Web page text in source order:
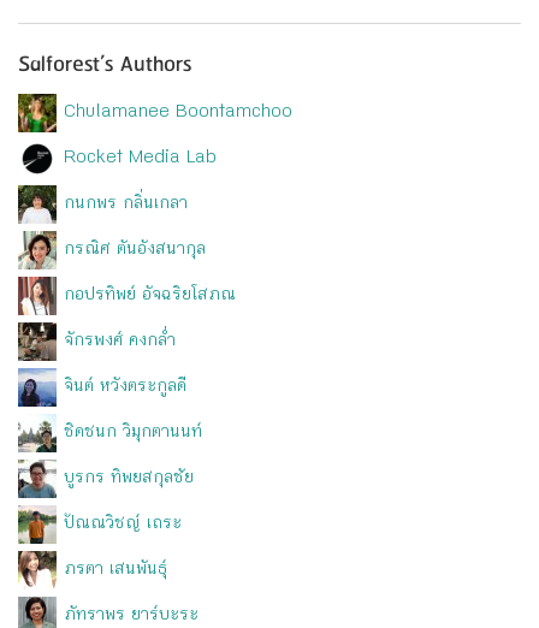
Salforest’s Authors
Chulamanee Boontamchoo
Rocket Media Lab
กนกพร กลิ่นเกลา
กรณิศ ตันอังสนากุล
กอปรทิพย์ อัจฉริยโสภณ
จักรพงศ์ คงกล่ำ
จินต์ หวังตระกูลดี
ชิดชนก วิมุกตานนท์
บูรกร ทิพยสกุลชัย
ปัณณวิชญ์ เถระ
ภรตา เสนพันธุ์
ภัทราพร ยาร์บะระ